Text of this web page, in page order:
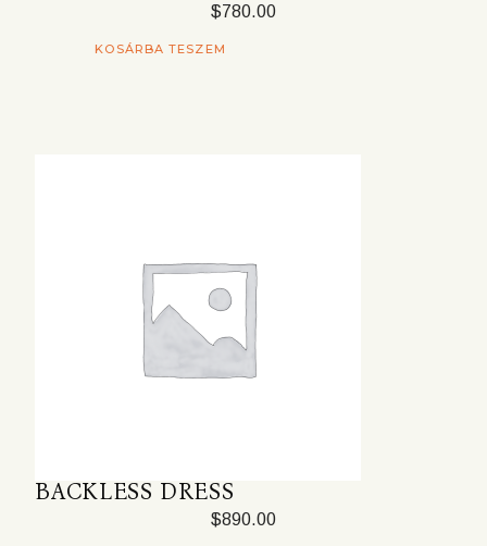
$780.00
KOSÁRBA TESZEM
BACKLESS DRESS
$890.00